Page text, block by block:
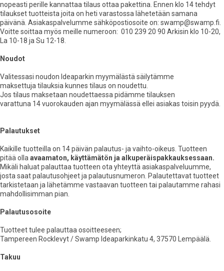
nopeasti perille kannattaa tilaus ottaa pakettina. Ennen klo 14 tehdyt
tilaukset tuotteista joita on heti varastossa lähetetään samana
päivänä. Asiakaspalvelumme sähköpostiosoite on: swamp@swamp.fi.
Voitte soittaa myös meille numeroon: 010 239 20 90 Arkisin klo 10-20,
La 10-18 ja Su 12-18.
Noudot
Valitessasi noudon Ideaparkin myymälästä säilytämme
maksettuja tilauksia kunnes tilaus on noudettu.
Jos tilaus maksetaan noudettaessa pidämme tilauksen
varattuna 14 vuorokauden ajan myymälässä ellei asiakas toisin pyydä.
Palautukset
Kaikille tuotteilla on 14 päivän palautus- ja vaihto-oikeus. Tuotteen
pitää olla avaamaton, käyttämätön ja alkuperäispakkauksessaan.
Mikäli haluat palauttaa tuotteen ota yhteyttä asiakaspalveluumme,
josta saat palautusohjeet ja palautusnumeron. Palautettavat tuotteet
tarkistetaan ja lähetämme vastaavan tuotteen tai palautamme rahasi
mahdollisimman pian.
Palautusosoite
Tuotteet tulee palauttaa osoitteeseen;
Tampereen Rocklevyt / Swamp Ideaparkinkatu 4, 37570 Lempäälä.
Takuu